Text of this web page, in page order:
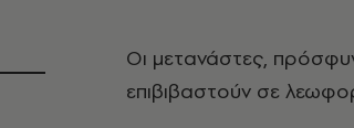
Οι μετανάστες,
επιβιβαστούν σε